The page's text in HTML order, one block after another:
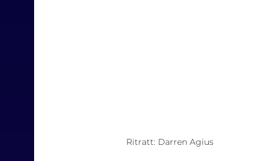
Ritratt: Darren Agius